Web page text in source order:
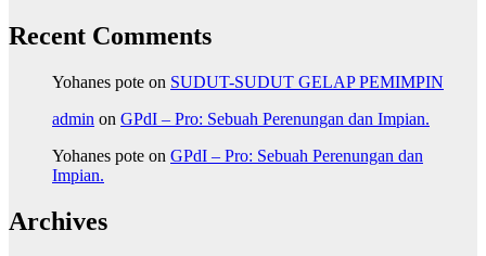
Recent Comments
Yohanes pote on SUDUT-SUDUT GELAP PEMIMPIN
admin on GPdI – Pro: Sebuah Perenungan dan Impian.
Yohanes pote on GPdI – Pro: Sebuah Perenungan dan
Impian.
Archives